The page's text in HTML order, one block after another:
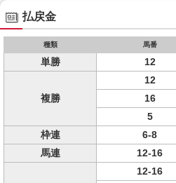
払戻金
種類 馬番
単勝 12
複勝
12
16
5
枠連
6-8
馬連
12-16
12-16